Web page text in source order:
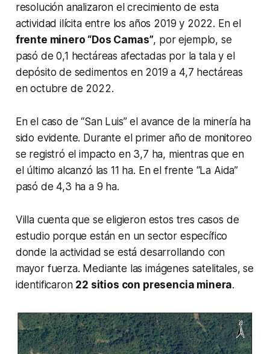
resolución analizaron el crecimiento de esta
actividad ilícita entre los años 2019 y 2022. En el
frente minero “Dos Camas”, por ejemplo, se
pasó de 0,1 hectáreas afectadas por la tala y el
depósito de sedimentos en 2019 a 4,7 hectáreas
en octubre de 2022.
En el caso de “San Luis” el avance de la minería ha
sido evidente. Durante el primer año de monitoreo
se registró el impacto en 3,7 ha, mientras que en
el último alcanzó las 11 ha. En el frente “La Aida”
pasó de 4,3 ha a 9 ha.
Villa cuenta que se eligieron estos tres casos de
estudio porque están en un sector específico
donde la actividad se está desarrollando con
mayor fuerza. Mediante las imágenes satelitales, se
identificaron 22 sitios con presencia minera.